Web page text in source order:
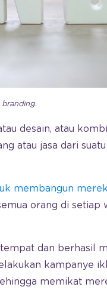
branding.
desain, atau
atau jasa dari
membangun
orang di setiap
dan berhasil
kampanye
memikat